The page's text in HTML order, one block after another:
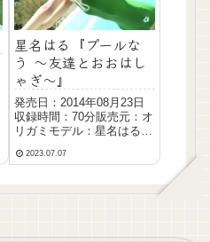
星名はる『プールな
う ～友達とおおはし
ゃぎ～』
発売日：2014年08月23日
収録時間：70分販売元：オ
リガミモデル：星名はる生
サイズ：T157 B75 W59
2023.07.07